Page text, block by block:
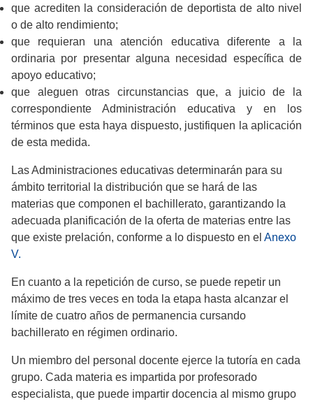
que acrediten la consideración de deportista de alto nivel
o de alto rendimiento;
que requieran una atención educativa diferente a la
ordinaria por presentar alguna necesidad específica de
apoyo educativo;
que aleguen otras circunstancias que, a juicio de la
correspondiente Administración educativa y en los
términos que esta haya dispuesto, justifiquen la aplicación
de esta medida.
Las Administraciones educativas determinarán para su
ámbito territorial la distribución que se hará de las
materias que componen el bachillerato, garantizando la
adecuada planificación de la oferta de materias entre las
que existe prelación, conforme a lo dispuesto en el Anexo
V.
En cuanto a la repetición de curso, se puede repetir un
máximo de tres veces en toda la etapa hasta alcanzar el
límite de cuatro años de permanencia cursando
bachillerato en régimen ordinario.
Un miembro del personal docente ejerce la tutoría en cada
grupo. Cada materia es impartida por profesorado
especialista, que puede impartir docencia al mismo grupo